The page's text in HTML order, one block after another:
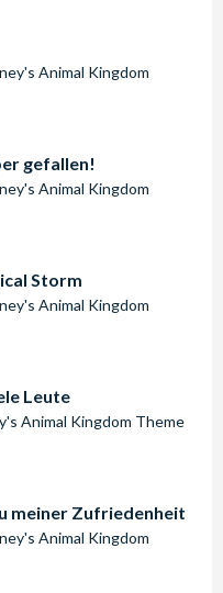
Animal Kingdom
gefallen!
Animal Kingdom
Storm
Animal Kingdom
Leute
Animal Kingdom Theme
meiner Zufriedenheit
Animal Kingdom